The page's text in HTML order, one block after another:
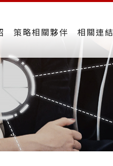
策略相關夥伴 相關連結